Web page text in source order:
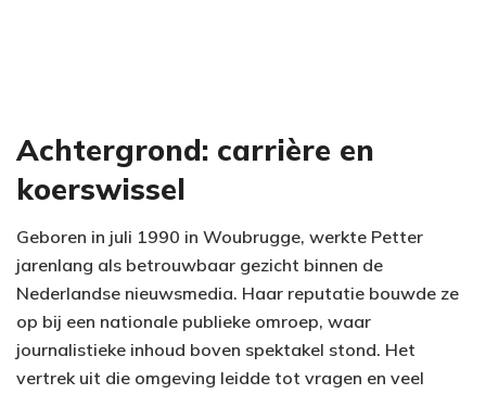
Achtergrond: carrière en
koerswissel
Geboren in juli 1990 in Woubrugge, werkte Petter
jarenlang als betrouwbaar gezicht binnen de
Nederlandse nieuwsmedia. Haar reputatie bouwde ze
op bij een nationale publieke omroep, waar
journalistieke inhoud boven spektakel stond. Het
vertrek uit die omgeving leidde tot vragen en veel